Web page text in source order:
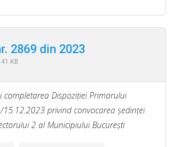
2869 din 2023
KB
Dispoziţiei Primarului
privind convocarea şedinţei
2 al Municipiului Bucureşti